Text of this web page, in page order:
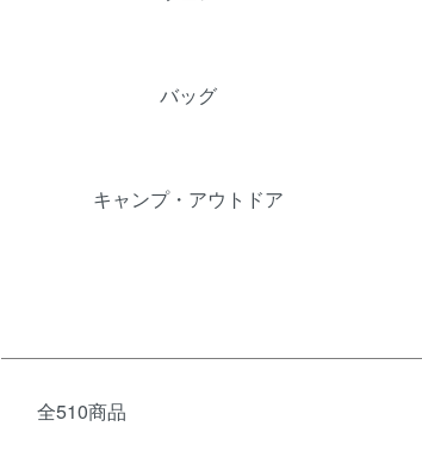
バッグ
キャンプ・アウトドア
全510商品